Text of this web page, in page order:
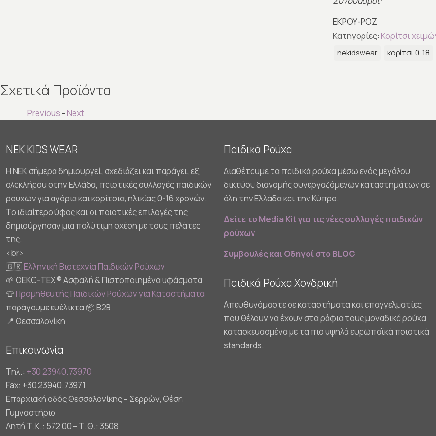
ΕΚΡΟΥ-ΡΟΖ
Κατηγορίες: Κορίτσι
nekidswear κορίτσι 0-18
Σχετικά Προϊόντα
Previous -Next
NEK KIDS WEAR
Η NEK σήμερα δημιουργεί, σχεδιάζει και παράγει, εξ
ολοκλήρου στην Ελλάδα, ποιοτικές συλλογές παιδικών
ρούχων για αγόρια και κορίτσια, ηλικίας 0-16 χρονών.
Το ιδιαίτερο ύφος και οι ποιοτικές επιλογές της
δημιούργησαν μια πολύτιμη σχέση με τους πελάτες
της.
<br>
🇬🇷Ελληνική Βιοτεχνία Παιδικών Ρούχων
🌱 OEKO-TEX ® Ασφαλή & Πιστοποιημένα υφάσματα
👕Προμηθευτής Παιδικών Ρούχων για Καταστήματα
παράγουμε ευέλικτα 📦 B2B
📍 Θεσσαλονίκη
Επικοινωνία
Τηλ.: +30 23940.73970
Fax: +30 23940.73971
Επαρχιακή οδός Θεσσαλονίκης – Σερρών, Θέση
Γυμναστήριο
Λητή Τ.Κ.: 572 00 – Τ.Θ.: 3508
Παιδικά Ρούχα
Διαθέτουμε τα παιδικά ρούχα μέσω ενός μεγάλου
δικτύου διανομής συνεργαζόμενων καταστημάτων σε
όλη την Ελλάδα και την Κύπρο.
Δείτε το Media Kit για τις νέες συλλογές παιδικών
ρούχων
Συμβουλές και Οδηγοί στο BLOG
Παιδικά Ρούχα Χονδρική
Απευθυνόμαστε σε καταστήματα και επαγγελματίες
που θέλουν να έχουν στα ράφια τους μοναδικά ρούχα
κατασκευασμένα με τα πιο υψηλά ευρωπαϊκά ποιοτικά
standards.